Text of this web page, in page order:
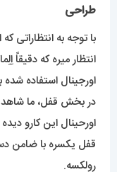
طراحی
با توجه به
انتظار میره که
اورجینال استفاده
در بخش قفل، ما
اورحینال این کارو
قفل یکسره با ضامن
رولکسه.